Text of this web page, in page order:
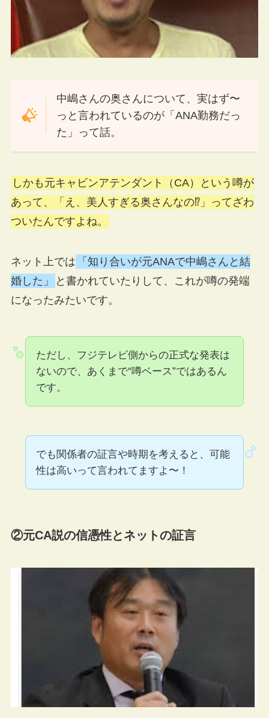
中嶋さんの奥さんについて、実はず〜
っと言われているのが「ANA勤務だっ
た」って話。
しかも元キャビンアテンダント（CA）という噂が
あって、「え、美人すぎる奥さんなの⁉︎」ってざわ
ついたんですよね。
ネット上では
「知り合いが元ANAで中嶋さんと結
婚した」
と書かれていたりして、これが噂の発端
になったみたいです。
ただし、フジテレビ側からの正式な発表は
ないので、あくまで“噂ベース”ではあるん
です。
でも関係者の証言や時期を考えると、可能
性は高いって言われてますよ〜！
②元CA説の信憑性とネットの証言